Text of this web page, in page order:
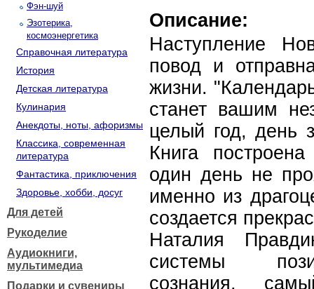
Фэн-шуй
Эзотерика,
космоэнергетика
Справочная литература
История
Детская литература
Кулинария
Анекдоты, ноты, афоризмы
Классика, современная
литература
Фантастика, приключения
Здоровье, хобби, досуг
Для детей
Рукоделие
Аудиокниги,
мультимедиа
Подарки и сувениры
Описание:
Наступление
повод и
жизни.
станет вашим
целый год, день
Книга
один день не
именно из
создается
Наталия
системы
сознания,